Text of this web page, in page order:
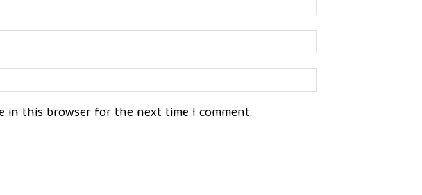
Email:*
Website:
in this browser for the next time I comment.